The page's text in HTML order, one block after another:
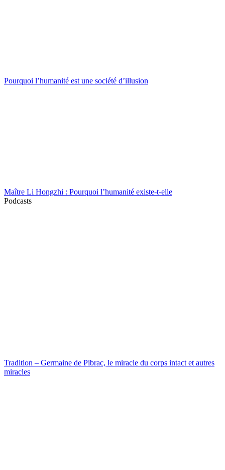
Pourquoi l’humanité est une société d’illusion
Maître Li Hongzhi : Pourquoi l’humanité existe-t-elle
Podcasts
Tradition – Germaine de Pibrac, le miracle du corps intact et autres
miracles